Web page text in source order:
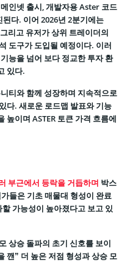
인넷 출시, 개발자용 Aster 코드
된다. 이어 2026년 2분기에는
리고 유저가 상위 트레이더의
도구가 도입될 예정이다. 이러
능을 넘어 보다 정교한 투자 환
있다.
티와 함께 성장하며 지속적으로
다. 새로운 로드맵 발표와 기능
높이며 ASTER 토큰 가격 흐름에
부근에서 등락을 거듭하며 박스
들은 기초 매물대 형성이 완료
가능성이 높아졌다고 보고 있
상승 돌파의 초기 신호를 보이
깬” 더 높은 저점 형성과 상승 모